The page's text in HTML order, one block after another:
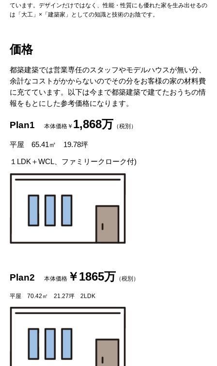
ています。デザインだけではなく、性能・性質にも優れた家を生み出せるの
は「大工」×「建築家」としての知識と技術のお陰です。
価格
都築建築では営業専任のスタッフやモデルハウスが無い分、
余計なコストがかからないのでその分をお客様の家の材料費
に充てています。以下は今まで都築建築で建てたおうちの情
報をもとにした参考価格になります。
Plan1 本体価格￥ 1,868万 （税別）
平屋 65.41㎡ 19.78坪
１ LDK ＋WCL 、ファミリークローク付)
Plan2 本体価格 ￥1865万 （税別）
平屋 70.42 ㎡ 21.27坪 2LDK